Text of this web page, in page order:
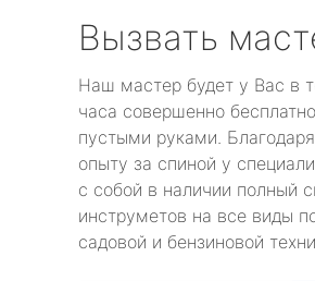
Вызвать
Наш мастер будет у Вас в
часа совершенно
пустыми руками.
опыту за спиной у
с собой в наличии полный
инструметов на все виды
садовой и бензиновой